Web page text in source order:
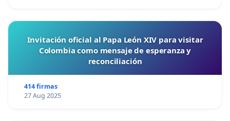
Invitación oficial al Papa León XIV para visitar
Colombia como mensaje de esperanza y
reconciliación
414 firmas
27 Aug 2025